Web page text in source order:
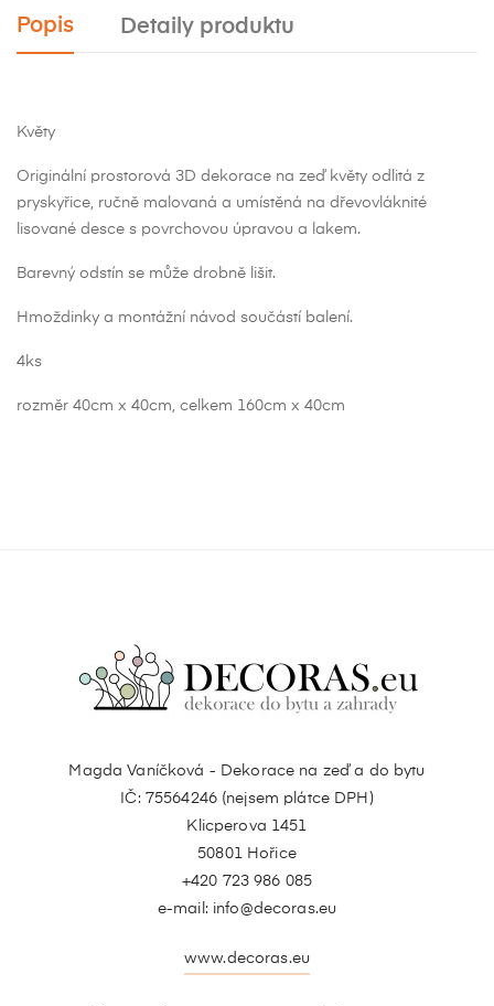
Popis Detaily produktu
Květy
Originální prostorová 3D dekorace na zeď květy odlitá z
pryskyřice, ručně malovaná a umístěná na dřevovláknité
lisované desce s povrchovou úpravou a lakem.
Barevný odstín se může drobně lišit.
Hmoždinky a montážní návod součástí balení.
4ks
rozměr 40cm x 40cm, celkem 160cm x 40cm
Magda Vaníčková - Dekorace na zeď a do bytu
IČ: 75564246 (nejsem plátce DPH)
Klicperova 1451
50801 Hořice
+420 723 986 085
e-mail: info@decoras.eu
www.decoras.eu